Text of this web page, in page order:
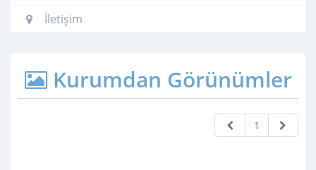
İletişim
Kurumdan Görünümler
1